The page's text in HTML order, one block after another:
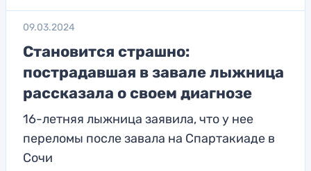
09.03.2024
Становится страшно:
пострадавшая в завале лыжница
рассказала о своем диагнозе
16-летняя лыжница заявила, что у нее
переломы после завала на Спартакиаде в
Сочи